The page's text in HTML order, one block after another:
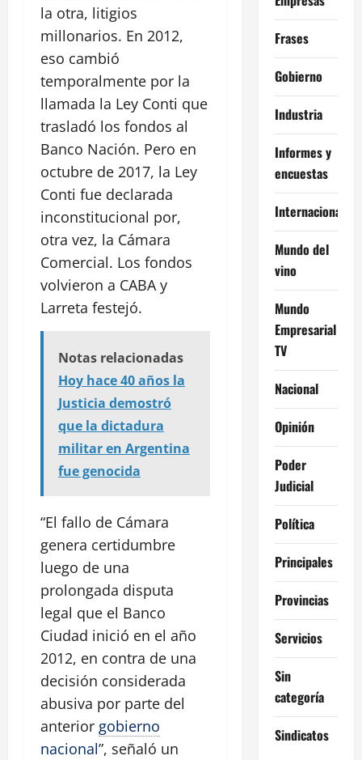
la otra, litigios
millonarios. En 2012,
eso cambió
temporalmente por la
llamada la Ley Conti que
trasladó los fondos al
Banco Nación. Pero en
octubre de 2017, la Ley
Conti fue declarada
inconstitucional por,
otra vez, la Cámara
Comercial. Los fondos
volvieron a CABA y
Larreta festejó.
Notas relacionadas
Hoy hace 40 años la
Justicia demostró
que la dictadura
militar en Argentina
fue genocida
“El fallo de Cámara
genera certidumbre
luego de una
prolongada disputa
legal que el Banco
Ciudad inició en el año
2012, en contra de una
decisión considerada
abusiva por parte del
anterior gobierno
nacional”, señaló un
Frases
Gobierno
Industria
Informes y
encuestas
Internacional
Mundo del
vino
Mundo
Empresarial
TV
Nacional
Opinión
Poder
Judicial
Política
Principales
Provincias
Servicios
Sin
categoría
Sindicatos